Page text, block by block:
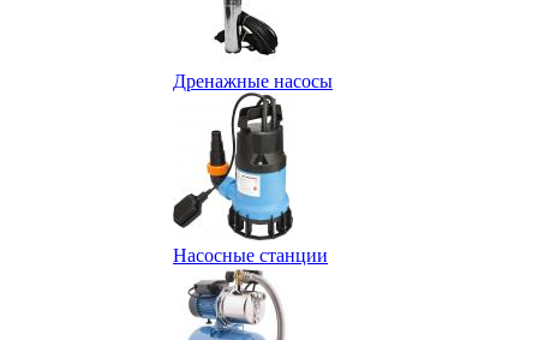
Дренажные насосы
Насосные станции